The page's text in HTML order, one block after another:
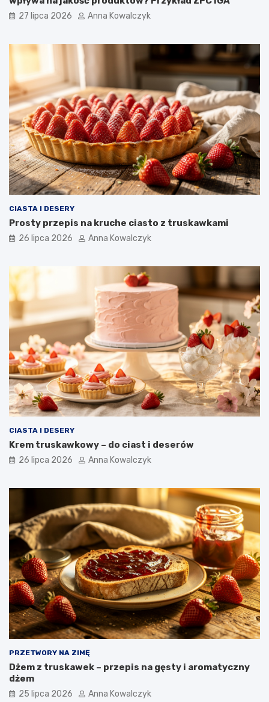
27 lipca 2026 Anna Kowalczyk
CIASTA I DESERY
Prosty przepis na kruche ciasto z truskawkami
26 lipca 2026 Anna Kowalczyk
CIASTA I DESERY
Krem truskawkowy – do ciast i deserów
26 lipca 2026 Anna Kowalczyk
PRZETWORY NA ZIMĘ
Dżem z truskawek – przepis na gęsty i aromatyczny
dżem
25 lipca 2026 Anna Kowalczyk